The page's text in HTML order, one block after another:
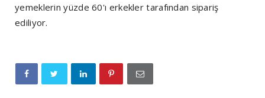
yemeklerin yüzde 60'ı erkekler tarafından sipariş
ediliyor.